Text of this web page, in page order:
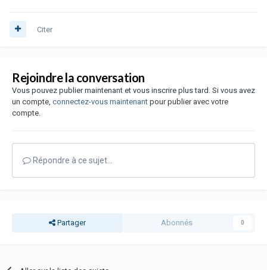
Citer
Rejoindre la conversation
Vous pouvez publier maintenant et vous inscrire plus tard. Si vous avez
un compte, connectez-vous maintenant pour publier avec votre
compte.
Répondre à ce sujet…
Partager Abonnés 0